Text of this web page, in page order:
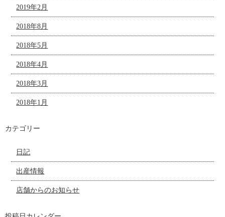
2019年2月
2018年8月
2018年5月
2018年4月
2018年3月
2018年1月
カテゴリー
日記
出産情報
店舗からのお知らせ